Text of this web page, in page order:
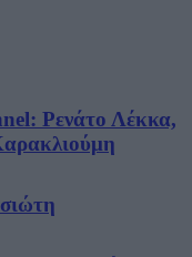
Ρενάτο Λέκκα,